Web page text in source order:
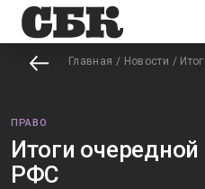
Главная / Новости /
ПРАВО
Итоги
РФС